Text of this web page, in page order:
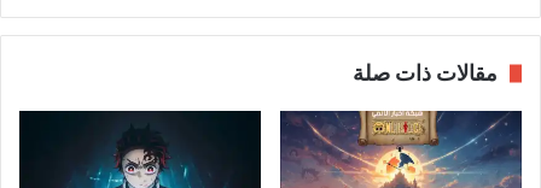
مقالات ذات صلة